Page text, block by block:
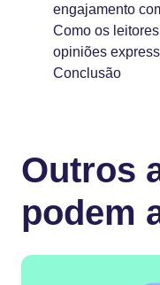
engajamento
Como os
opiniões
Conclusão
Outros
podem